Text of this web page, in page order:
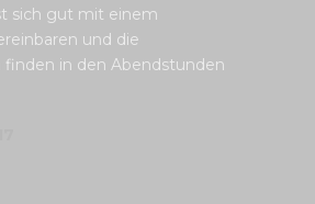
sich gut mit einem
und die
finden in den Abendstunden